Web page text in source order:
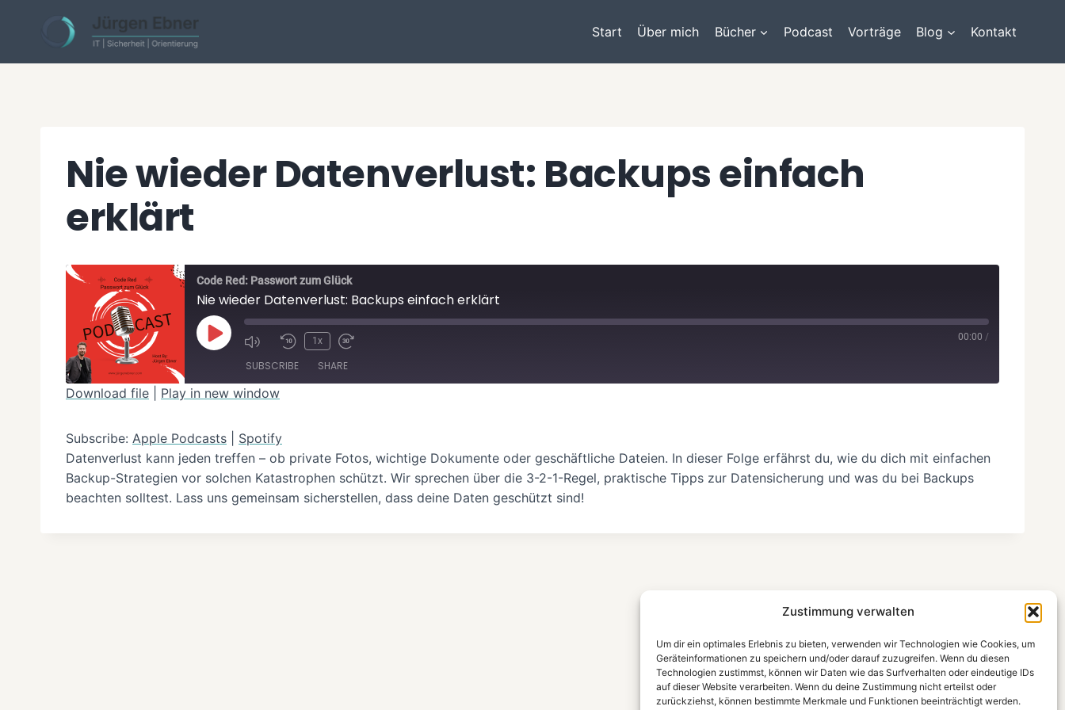
Zustimmung verwalten
Um dir ein optimales Erlebnis zu bieten, verwenden wir Technologien wie Cookies, um
Geräteinformationen zu speichern und/oder darauf zuzugreifen. Wenn du diesen
Technologien zustimmst, können wir Daten wie das Surfverhalten oder eindeutige IDs
auf dieser Website verarbeiten. Wenn du deine Zustimmung nicht erteilst oder
zurückziehst, können bestimmte Merkmale und Funktionen beeinträchtigt werden.
Start Über mich Bücher Podcast Vorträge Blog Kontakt
Nie wieder Datenverlust: Backups einfach
erklärt
Code Red: Passwort zum Glück
Nie wieder Datenverlust: Backups einfach erklärt
P
a
E
p
i
s
1x 00:00 /
SUBSCRIBE SHARE
RSS FEED
LINK
EMBED
Download file Play in new window
Subscribe: Apple Podcasts
Spotify
Datenverlust kann jeden treffen – ob private Fotos, wichtige Dokumente oder geschäftliche Dateien. In dieser Folge erfährst du, wie du dich mit einfachen
Backup-Strategien vor solchen Katastrophen schützt. Wir sprechen über die 3-2-1-Regel, praktische Tipps zur Datensicherung und was du bei Backups
beachten solltest. Lass uns gemeinsam sicherstellen, dass deine Daten geschützt sind!